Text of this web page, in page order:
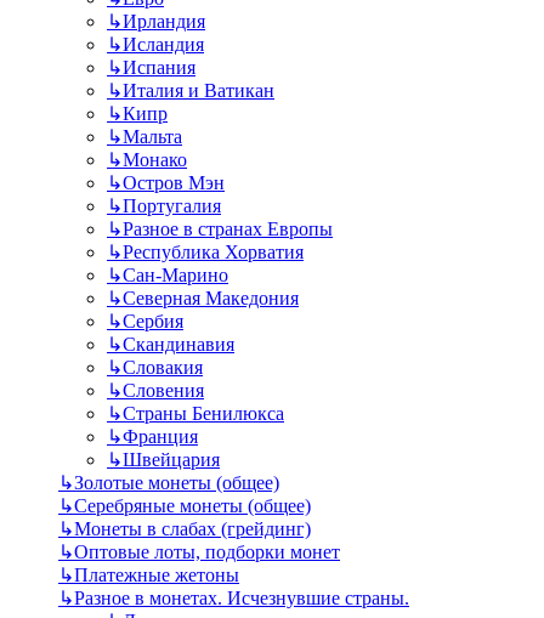
↳Ирландия
↳Исландия
↳Испания
↳Италия и Ватикан
↳Кипр
↳Мальта
↳Монако
↳Остров Мэн
↳Португалия
↳Разное в странах Европы
↳Республика Хорватия
↳Сан-Марино
↳Северная Македония
↳Сербия
↳Скандинавия
↳Словакия
↳Словения
↳Страны Бенилюкса
↳Франция
↳Швейцария
↳Золотые монеты (общее)
↳Серебряные монеты (общее)
↳Монеты в слабах (грейдинг)
↳Оптовые лоты, подборки монет
↳Платежные жетоны
↳Разное в монетах. Исчезнувшие страны.